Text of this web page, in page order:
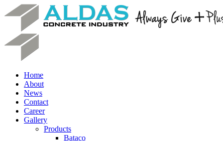
Home
About
News
Contact
Career
Gallery
Products
Bataco